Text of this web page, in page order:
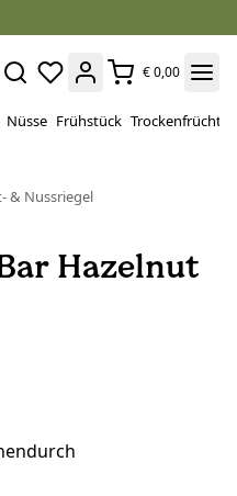
€ 0,00
Nüsse Frühstück Trockenfrüchte
& Nussriegel
Hazelnut